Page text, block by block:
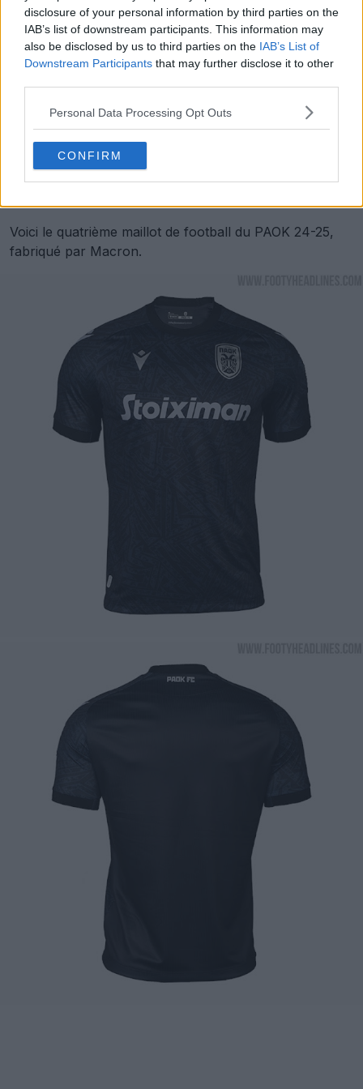
disclosure of your personal information by third parties on the
IAB’s list of downstream participants. This information may
also be disclosed by us to third parties on the IAB’s List of
Downstream Participants that may further disclose it to other
Personal Data Processing Opt Outs
CONFIRM
Voici le quatrième maillot de football du PAOK 24-25,
fabriqué par Macron.